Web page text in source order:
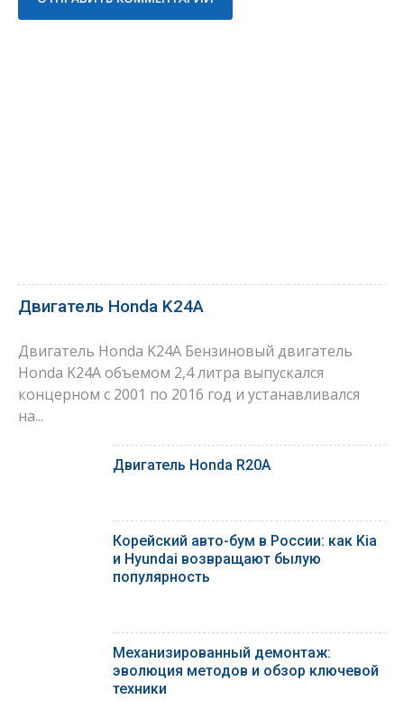
Двигатель Honda K24A
Двигатель Honda K24A Бензиновый двигатель
Honda K24A объемом 2,4 литра выпускался
концерном с 2001 по 2016 год и устанавливался
на...
Двигатель Honda R20A
Корейский авто-бум в России: как Kia
и Hyundai возвращают былую
популярность
Механизированный демонтаж:
эволюция методов и обзор ключевой
техники